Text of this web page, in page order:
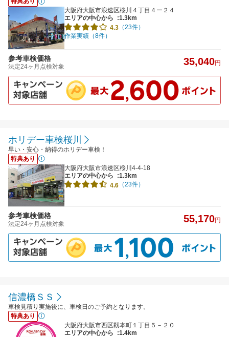
大阪府大阪市浪速区桜川４丁目４ー２４
エリアの中心から
:1.3km
4.3 （23件）
作業実績（8件）
参考車検価格
法定24ヶ月点検対象 35,040円
ホリデー車検桜川
早い・安心・納得のホリデー車検！
特典あり
大阪府大阪市浪速区桜川4-4-18
エリアの中心から
:1.3km
4.6 （23件）
参考車検価格
法定24ヶ月点検対象 55,170円
信濃橋ＳＳ
車検見積り実施後に、車検日のご予約となります。
特典あり
大阪府大阪市西区靱本町１丁目５－２０
エリアの中心から
:1.4km